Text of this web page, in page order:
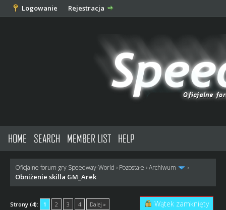
Logowanie Rejestracja
HOME SEARCH MEMBER LIST HELP
Oficjalne forum gry Speedway-World › Pozostałe ›Archiwum ›
Obniżenie skilla GM_Arek
Strony (4): 1 2 3 4 Dalej » Wątek zamknięty